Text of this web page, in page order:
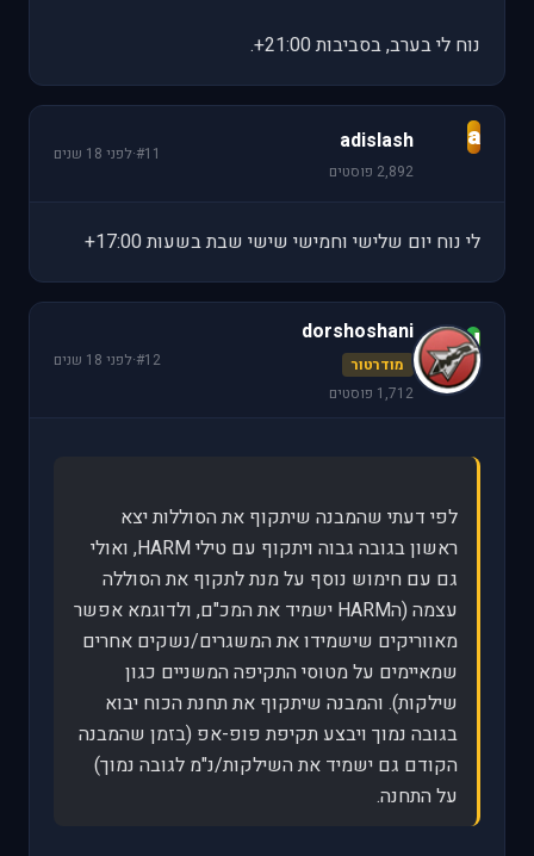
נוח לי בערב, בסביבות 21:00+.
a
adislash
2,892 פוסטים
#11
·לפני 18 שנים
לי נוח יום שלישי וחמישי שישי שבת בשעות 17:00+
d
dorshoshani
מודרטור
1,712 פוסטים
#12
·לפני 18 שנים
לפי דעתי שהמבנה שיתקוף את הסוללות יצא
ראשון בגובה גבוה ויתקוף עם טילי HARM, ואולי
גם עם חימוש נוסף על מנת לתקוף את הסוללה
עצמה (הHARM ישמיד את המכ"ם, ולדוגמא אפשר
מאווריקים שישמידו את המשגרים/נשקים אחרים
שמאיימים על מטוסי התקיפה המשניים כגון
שילקות). והמבנה שיתקוף את תחנת הכוח יבוא
בגובה נמוך ויבצע תקיפת פופ-אפ (בזמן שהמבנה
הקודם גם ישמיד את השילקות/נ"מ לגובה נמוך)
על התחנה.